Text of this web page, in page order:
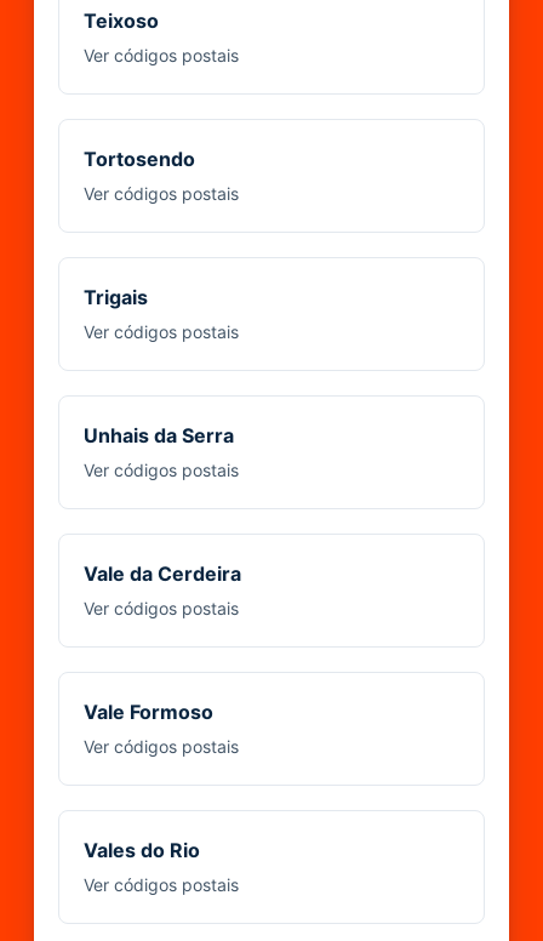
Teixoso
Ver códigos postais
Tortosendo
Ver códigos postais
Trigais
Ver códigos postais
Unhais da Serra
Ver códigos postais
Vale da Cerdeira
Ver códigos postais
Vale Formoso
Ver códigos postais
Vales do Rio
Ver códigos postais